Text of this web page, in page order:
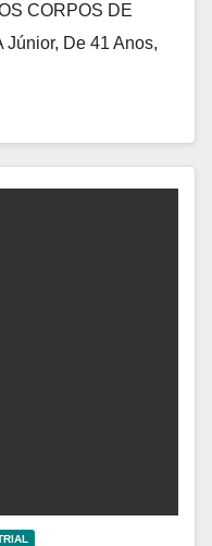
CORPOS DE
Júnior, De 41 Anos,